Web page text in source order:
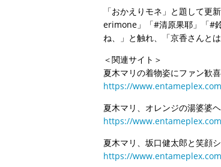
「おかえりモネ」と題して更
erimone」「#清原果耶」「#
ね、」と触れ、「京香さんと
＜関連サイト＞
夏木マリの着物姿にファン歓
https://
夏木マリ、オレンジの湯婆婆
https://
夏木マリ、坂口健太郎と笑顔
https://